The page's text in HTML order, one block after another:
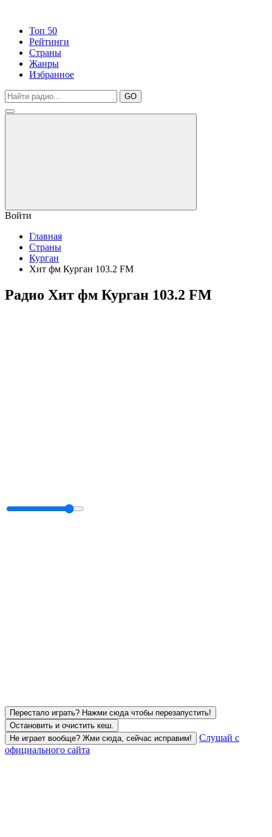
Топ 50
Рейтинги
Страны
Жанры
Избранное
GO
Войти
Главная
Страны
Курган
Хит фм Курган 103.2 FM
Радио Хит фм Курган 103.2 FM
Перестало играть? Нажми сюда чтобы перезапустить!
Остановить и очистить кеш.
Не играет вообще? Жми сюда, сейчас исправим!
Слушай с
официального сайта